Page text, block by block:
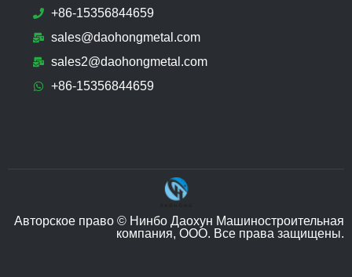
+86-15356844659
sales@daohongmetal.com
sales2@daohongmetal.com
+86-15356844659
Авторское право © Нинбо Даохун Машиностроительная
компания, ООО. Все права защищены.